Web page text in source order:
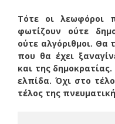
Τότε οι λεωφόροι
φωτίζουν ούτε
ούτε αλγόριθμοι. Θα
που θα έχει
και της
ελπίδα. Όχι στο
τέλος της